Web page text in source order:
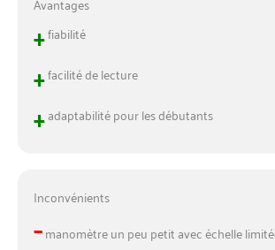
+fiabilité
+facilité de lecture
+adaptabilité pour les débutants
Inconvénients
–manomètre un peu petit avec échelle